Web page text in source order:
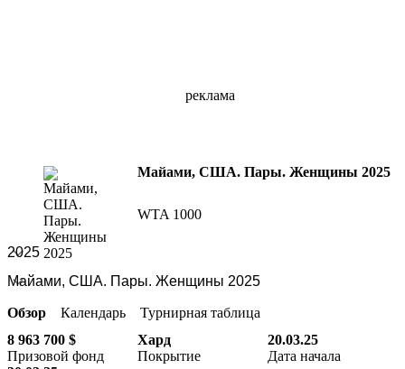
реклама
Майами, США. Пары. Женщины 2025
WTA 1000
Обзор Календарь
Турнирная таблица
8 963 700 $
Призовой фонд
Хард
Покрытие
20.03.25
Дата начала